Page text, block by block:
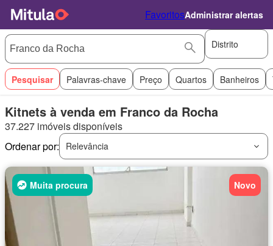
FavoritosAdministrar alertas
Distrito
Pesquisar Palavras-chave Preço Quartos Banheiros
Kitnets à venda em Franco da Rocha
37.227 imóveis disponíveis
Ordenar por:
Relevância
Muita procura Novo